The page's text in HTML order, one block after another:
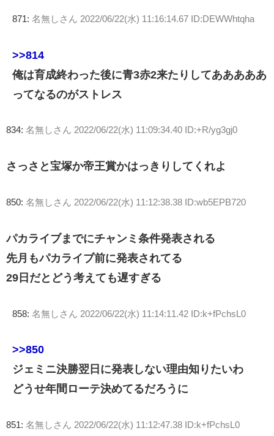
871: 名無しさん 2022/06/22(水) 11:16:14.67 ID:DEWWhtqha
>>814
俺は育成終わった後に青3赤2来たりしてあああああ
ってなるのがストレス
834: 名無しさん 2022/06/22(水) 11:09:34.40 ID:+R/yg3gj0
さっさと宝塚か帝王賞かはっきりしてくれよ
850: 名無しさん 2022/06/22(水) 11:12:38.38 ID:wb5EPB720
パカライブまでにチャンミ条件発表される
先月もパカライブ前に発表されてる
29日だとどう考えても遅すぎる
858: 名無しさん 2022/06/22(水) 11:14:11.42 ID:k+fPchsL0
>>850
ジェミニ決勝翌日に発表しない理由知りたいわ
どうせ年間ローテ決めてるだろうに
851: 名無しさん 2022/06/22(水) 11:12:47.38 ID:k+fPchsL0